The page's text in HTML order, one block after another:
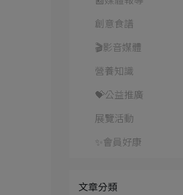
創意食譜
🎬影音媒體
營養知識
💝公益推廣
展覽活動
✨會員好康
文章分類